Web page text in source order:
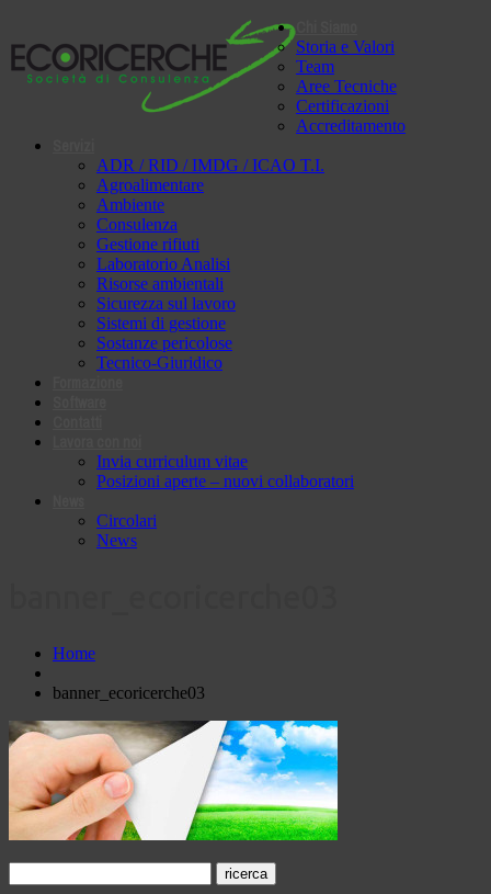
Storia e Valori
Team
Aree Tecniche
Certificazioni
Accreditamento
ADR / RID / IMDG / ICAO T.I.
Agroalimentare
Ambiente
Consulenza
Gestione rifiuti
Laboratorio Analisi
Risorse ambientali
Sicurezza sul lavoro
Sistemi di gestione
Sostanze pericolose
Tecnico-Giuridico
Invia curriculum vitae
Posizioni aperte – nuovi collaboratori
Circolari
News
Home
banner_ecoricerche03